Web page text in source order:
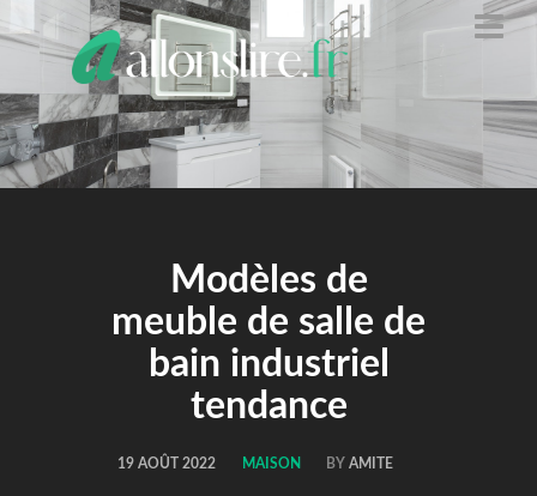
ALLONS
LIRE
Modèles de
meuble de salle de
bain industriel
tendance
19 AOÛT 2022 MAISON BYAMITE